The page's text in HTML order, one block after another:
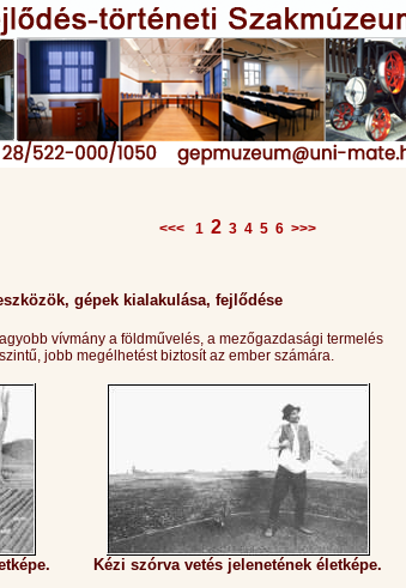
<<< 1 2 3 4 5 6 >>>
gépek kialakulása, fejlődése
vívmány a földművelés, a mezőgazdasági termelés
jobb megélhetést biztosít az ember számára.
Kézi szórva vetés jelenetének életképe.